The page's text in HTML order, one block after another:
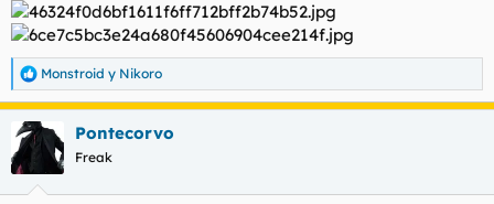
R
e
a
c
c
i
Monstroid y Nikoro
Pontecorvo
Freak